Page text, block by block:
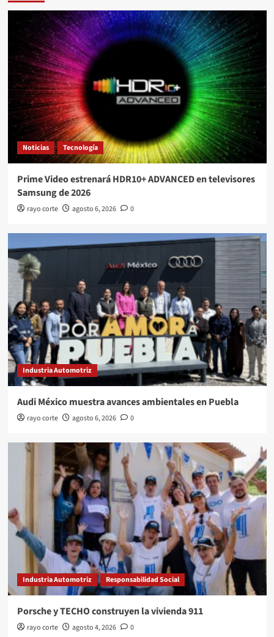
Noticias Tecnología
Prime Video estrenará HDR10+ ADVANCED en televisores
Samsung de 2026
rayo corte agosto 6, 2026 0
Industria Automotriz
Audi México muestra avances ambientales en Puebla
rayo corte agosto 6, 2026 0
Industria Automotriz Responsabilidad Social
Porsche y TECHO construyen la vivienda 911
rayo corte agosto 4, 2026 0